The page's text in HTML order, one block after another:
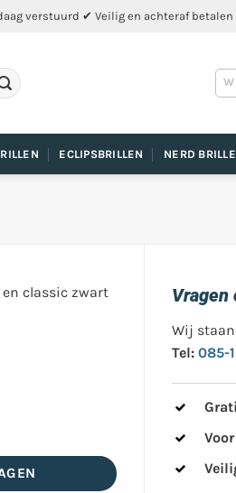
verstuurd ✔ Veilig en achteraf betalen
ECLIPSBRILLEN NERD
classic zwart
zwart aantal
Vragen
Wij
Tel: 085-